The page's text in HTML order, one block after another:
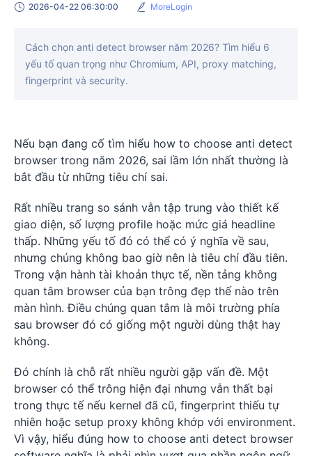
2026-04-22 06:30:00 MoreLogin
Cách chọn anti detect browser năm 2026? Tìm hiểu 6
yếu tố quan trọng như Chromium, API, proxy matching,
fingerprint và security.
Nếu bạn đang cố tìm hiểu how to choose anti detect
browser trong năm 2026, sai lầm lớn nhất thường là
bắt đầu từ những tiêu chí sai.
Rất nhiều trang so sánh vẫn tập trung vào thiết kế
giao diện, số lượng profile hoặc mức giá headline
thấp. Những yếu tố đó có thể có ý nghĩa về sau,
nhưng chúng không bao giờ nên là tiêu chí đầu tiên.
Trong vận hành tài khoản thực tế, nền tảng không
quan tâm browser của bạn trông đẹp thế nào trên
màn hình. Điều chúng quan tâm là môi trường phía
sau browser đó có giống một người dùng thật hay
không.
Đó chính là chỗ rất nhiều người gặp vấn đề. Một
browser có thể trông hiện đại nhưng vẫn thất bại
trong thực tế nếu kernel đã cũ, fingerprint thiếu tự
nhiên hoặc setup proxy không khớp với environment.
Vì vậy, hiểu đúng how to choose anti detect browser